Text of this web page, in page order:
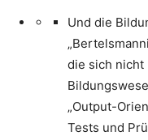
Und die
die sich nicht
„Output-
Tests und